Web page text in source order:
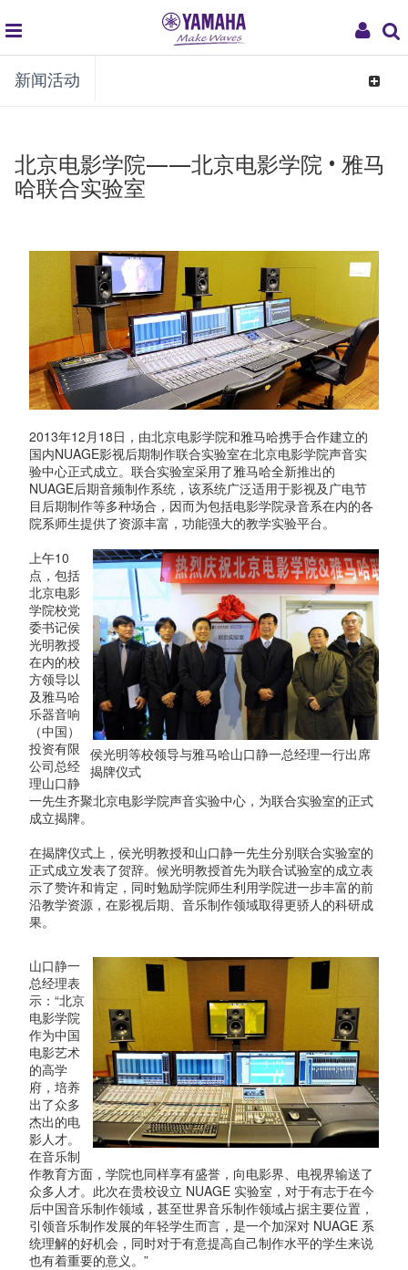
My
global
navigation
新闻活动
Toggle
北京电影学院——北京电影学院 • 雅马
哈联合实验室
2013年12月18日，由北京电影学院和雅马哈携手合作建立的
国内NUAGE影视后期制作联合实验室在北京电影学院声音实
验中心正式成立。联合实验室采用了雅马哈全新推出的
NUAGE后期音频制作系统，该系统广泛适用于影视及广电节
目后期制作等多种场合，因而为包括电影学院录音系在内的各
院系师生提供了资源丰富，功能强大的教学实验平台。
侯光明等校领导与雅马哈山口静一总经理一行出席
揭牌仪式
上午10
点，包括
北京电影
学院校党
委书记侯
光明教授
在内的校
方领导以
及雅马哈
乐器音响
（中国）
投资有限
公司总经
理山口静
一先生齐聚北京电影学院声音实验中心，为联合实验室的正式
成立揭牌。
在揭牌仪式上，侯光明教授和山口静一先生分别联合实验室的
正式成立发表了贺辞。候光明教授首先为联合试验室的成立表
示了赞许和肯定，同时勉励学院师生利用学院进一步丰富的前
沿教学资源，在影视后期、音乐制作领域取得更骄人的科研成
果。
山口静一
总经理表
示：“北京
电影学院
作为中国
电影艺术
的高学
府，培养
出了众多
杰出的电
影人才。
在音乐制
作教育方面，学院也同样享有盛誉，向电影界、电视界输送了
众多人才。此次在贵校设立 NUAGE 实验室，对于有志于在今
后中国音乐制作领域，甚至世界音乐制作领域占据主要位置，
引领音乐制作发展的年轻学生而言，是一个加深对 NUAGE 系
统理解的好机会，同时对于有意提高自己制作水平的学生来说
也有着重要的意义。”